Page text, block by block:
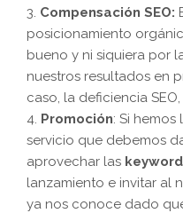
Compensación SEO:
posicionamiento
bueno y ni siquiera por
nuestros resultados en
caso, la deficiencia
Promoción: Si
servicio que debemos
aprovechar las
lanzamiento e invitar al
ya nos conoce dado